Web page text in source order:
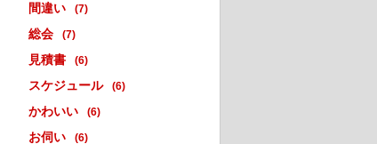
間違い (7)
総会 (7)
見積書 (6)
スケジュール (6)
かわいい (6)
お伺い (6)